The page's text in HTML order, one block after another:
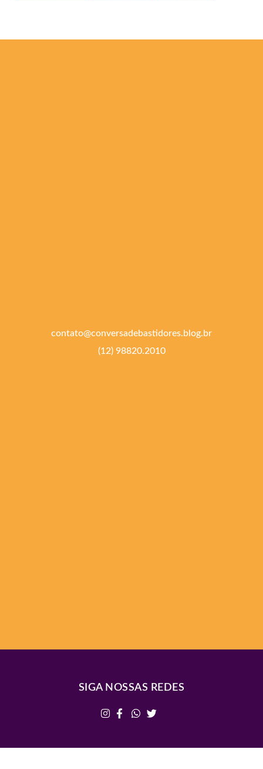
contato@conversadebastidores.blog.br
(12) 98820.2010
SIGA NOSSAS REDES